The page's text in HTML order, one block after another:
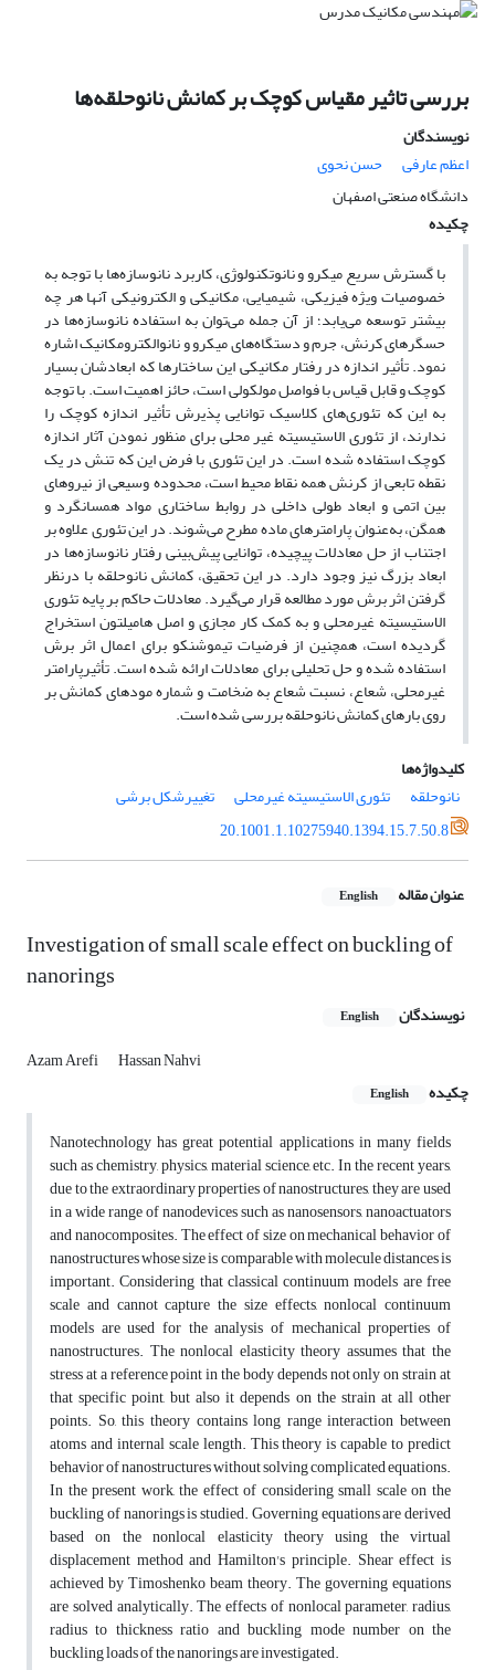
بررسی تاثیر مقیاس کوچک بر کمانش نانوحلقه‌ها
نویسندگان
اعظم عارفی
حسن نحوی
دانشگاه صنعتی اصفهان
چکیده
با گسترش سریع میکرو و نانوتکنولوژی، کاربرد نانوسازه‌ها با توجه به
خصوصیات ویژه فیزیکی، شیمیایی، مکانیکی و الکترونیکی آنها هر چه
بیشتر توسعه می‌یابد؛ از آن جمله می‌توان به استفاده نانوسازه‌ها در
حسگرهای کرنش، جرم و دستگاه‌های میکرو و نانوالکترومکانیک اشاره
نمود. تأثیر اندازه در رفتار مکانیکی این ساختارها که ابعادشان بسیار
کوچک و قابل قیاس با فواصل مولکولی است، حائز اهمیت است. با توجه
به این که تئوری‌های کلاسیک توانایی پذیرش تأثیر اندازه کوچک را
ندارند، از تئوری الاستیسیته غیر محلی برای منظور نمودن آثار اندازه
کوچک استفاده شده است. در این تئوری با فرض این که تنش در یک
نقطه تابعی از کرنش همه نقاط محیط است، محدوده وسیعی از نیروهای
بین اتمی و ابعاد طولی داخلی در روابط ساختاری مواد همسانگرد و
همگن، به‌عنوان پارامترهای ماده مطرح می‌شوند. در این تئوری علاوه بر
اجتناب از حل معادلات پیچیده، توانایی پیش‌بینی رفتار نانوسازه‌ها در
ابعاد بزرگ نیز وجود دارد. در این تحقیق، کمانش نانوحلقه با درنظر
گرفتن اثر برش مورد مطالعه قرار می‌گیرد. معادلات حاکم بر پایه تئوری
الاستیسیته غیرمحلی و به کمک کار مجازی و اصل هامیلتون استخراج
گردیده است، همچنین از فرضیات تیموشنکو برای اعمال اثر برش
استفاده شده و حل تحلیلی برای معادلات ارائه شده است. تأثیرپارامتر
غیرمحلی، شعاع، نسبت شعاع به ضخامت و شماره مودهای کمانش بر
روی بارهای کمانش نانوحلقه بررسی شده است.
کلیدواژه‌ها
نانوحلقه
تئوری الاستیسیته غیرمحلی
تغییرشکل برشی
20.1001.1.10275940.1394.15.7.50.8
عنوان مقاله English
Investigation of small scale effect on buckling of
nanorings
نویسندگان English
Azam Arefi
Hassan Nahvi
چکیده
English
Nanotechnology has great potential applications in many fields
such as chemistry, physics, material science, etc. In the recent years,
due to the extraordinary properties of nanostructures, they are used
in a wide range of nanodevices such as nanosensors, nanoactuators
and nanocomposites. The effect of size on mechanical behavior of
nanostructures whose size is comparable with molecule distances is
important. Considering that classical continuum models are free
scale and cannot capture the size effects, nonlocal continuum
models are used for the analysis of mechanical properties of
nanostructures. The nonlocal elasticity theory assumes that the
stress at a reference point in the body depends not only on strain at
that specific point, but also it depends on the strain at all other
points. So, this theory contains long range interaction between
atoms and internal scale length. This theory is capable to predict
behavior of nanostructures without solving complicated equations.
In the present work, the effect of considering small scale on the
buckling of nanorings is studied. Governing equations are derived
based on the nonlocal elasticity theory using the virtual
displacement method and Hamilton's principle. Shear effect is
achieved by Timoshenko beam theory. The governing equations
are solved analytically. The effects of nonlocal parameter, radius,
radius to thickness ratio and buckling mode number on the
buckling loads of the nanorings are investigated.